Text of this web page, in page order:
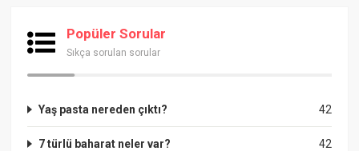
Popüler Sorular
Sıkça sorulan sorular
42
Yaş pasta nereden çıktı?
42
7 türlü baharat neler var?